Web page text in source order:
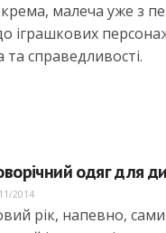
малеча уже з
іграшкових
та справедливості.
одяг для
2014
рік, напевно,